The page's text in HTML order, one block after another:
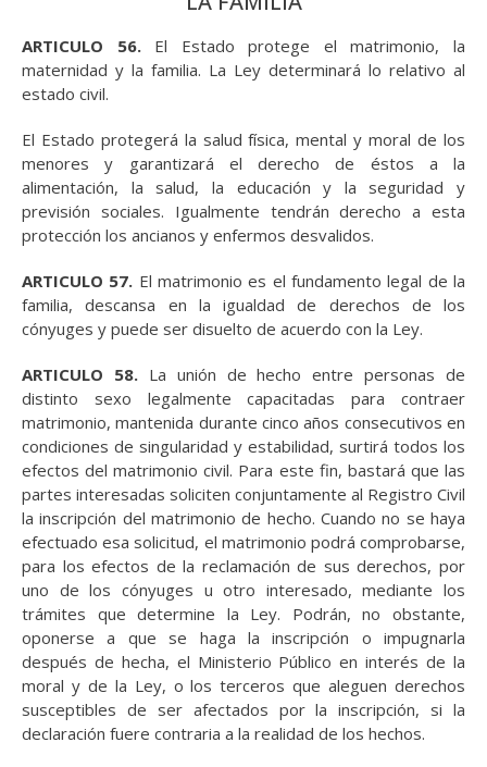
ARTICULO 56.El Estado protege el matrimonio, la
maternidad y la familia. La Ley determinará lo relativo al
estado civil.
El Estado protegerá la salud física, mental y moral de los
menores y garantizará el derecho de éstos a la
alimentación, la salud, la educación y la seguridad y
previsión sociales. Igualmente tendrán derecho a esta
protección los ancianos y enfermos desvalidos.
ARTICULO 57. El matrimonio es el fundamento legal de la
familia, descansa en la igualdad de derechos de los
cónyuges y puede ser disuelto de acuerdo con la Ley.
ARTICULO 58.La unión de hecho entre personas de
distinto sexo legalmente capacitadas para contraer
matrimonio, mantenida durante cinco años consecutivos en
condiciones de singularidad y estabilidad, surtirá todos los
efectos del matrimonio civil. Para este fin, bastará que las
partes interesadas soliciten conjuntamente al Registro Civil
la inscripción del matrimonio de hecho. Cuando no se haya
efectuado esa solicitud, el matrimonio podrá comprobarse,
para los efectos de la reclamación de sus derechos, por
uno de los cónyuges u otro interesado, mediante los
trámites que determine la Ley. Podrán, no obstante,
oponerse a que se haga la inscripción o impugnarla
después de hecha, el Ministerio Público en interés de la
moral y de la Ley, o los terceros que aleguen derechos
susceptibles de ser afectados por la inscripción, si la
declaración fuere contraria a la realidad de los hechos.